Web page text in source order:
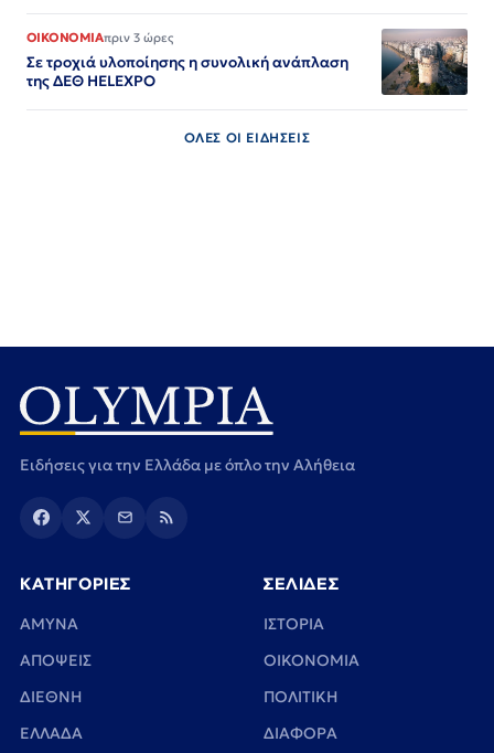
ΟΙΚΟΝΟΜΙΑπριν 3 ώρες
Σε τροχιά υλοποίησης η συνολική ανάπλαση
της ΔΕΘ HELEXPO
ΟΛΕΣ ΟΙ ΕΙΔΗΣΕΙΣ
Ειδήσεις για την Ελλάδα με όπλο την Αλήθεια
ΚΑΤΗΓΟΡΙΕΣ
ΑΜΥΝΑ
ΑΠΟΨΕΙΣ
ΔΙΕΘΝΗ
ΕΛΛΑΔΑ
ΣΕΛΙΔΕΣ
ΙΣΤΟΡΙΑ
ΟΙΚΟΝΟΜΙΑ
ΠΟΛΙΤΙΚΗ
ΔΙΑΦΟΡΑ